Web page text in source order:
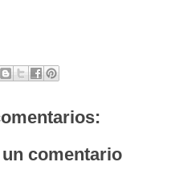
comentario